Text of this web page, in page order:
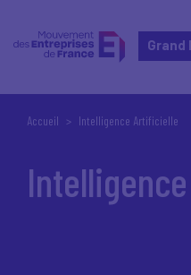
Grand
Accueil Intelligence Artificielle